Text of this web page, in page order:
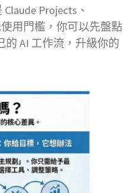
Projects、
使用門檻，你可以先盤點
AI 工作流，升級你的